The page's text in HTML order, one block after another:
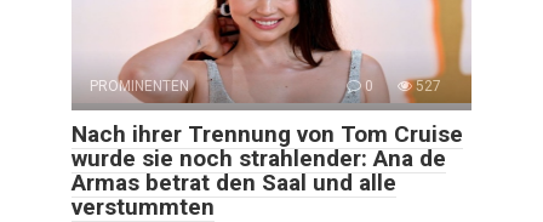
PROMINENTEN 0 527
Nach ihrer Trennung von Tom Cruise
wurde sie noch strahlender: Ana de
Armas betrat den Saal und alle
verstummten